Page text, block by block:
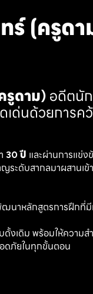
ร์ (ครูดา
รูดาม) อดีตนัก
เด่นด้วยการ
30 ปี และผ่านการแข่
ญระดับสากลมาผสานเ
นาหลักสูตรการฝึกที่มี
งเดิม พร้อมให้ความ
ดภัยในทุกขั้นตอน